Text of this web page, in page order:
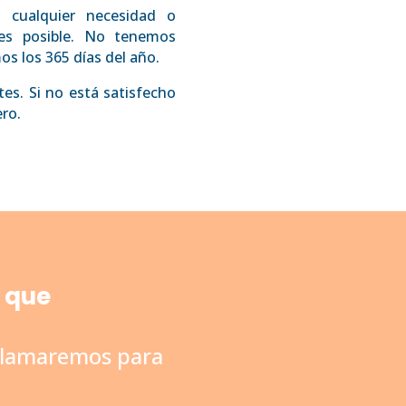
necesidad o
posible. No tenemos
los 365 días del año.
Si no está satisfecho
para